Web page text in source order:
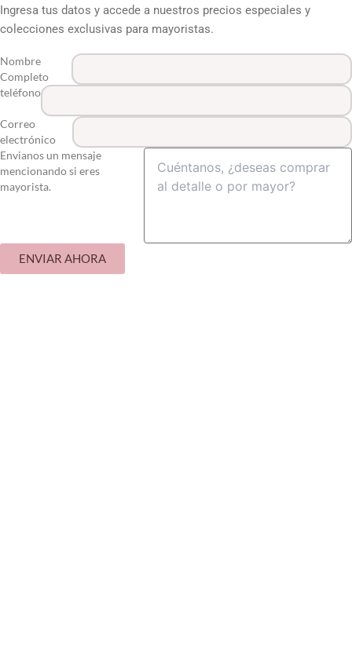
Ingresa tus datos y accede a nuestros precios especiales y
colecciones exclusivas para mayoristas.
Nombre
Completo
teléfono
Correo
electrónico
Envianos un mensaje
mencionando si eres
mayorista.
ENVIAR AHORA